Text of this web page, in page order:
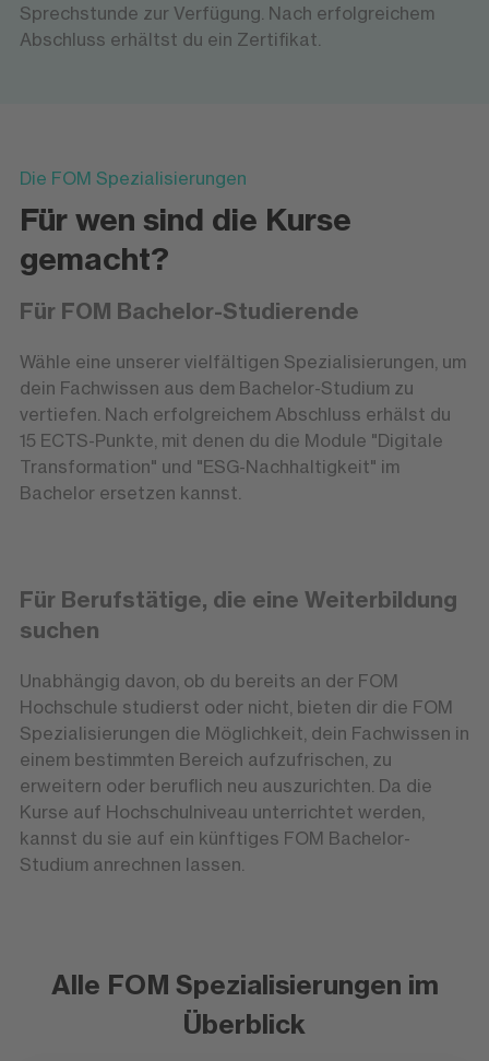
Sprechstunde zur Verfügung. Nach erfolgreichem
Abschluss erhältst du ein Zertifikat.
Die FOM Spezialisierungen
Für wen sind die Kurse
gemacht?
Für FOM Bachelor-Studierende
Wähle eine unserer vielfältigen Spezialisierungen, um
dein Fachwissen aus dem Bachelor-Studium zu
vertiefen. Nach erfolgreichem Abschluss erhälst du
15 ECTS-Punkte, mit denen du die Module "Digitale
Transformation" und "ESG-Nachhaltigkeit" im
Bachelor ersetzen kannst.
Für Berufstätige, die eine Weiterbildung
suchen
Unabhängig davon, ob du bereits an der FOM
Hochschule studierst oder nicht, bieten dir die FOM
Spezialisierungen die Möglichkeit, dein Fachwissen in
einem bestimmten Bereich aufzufrischen, zu
erweitern oder beruflich neu auszurichten. Da die
Kurse auf Hochschulniveau unterrichtet werden,
kannst du sie auf ein künftiges FOM Bachelor-
Studium anrechnen lassen.
Alle FOM Spezialisierungen im
Überblick